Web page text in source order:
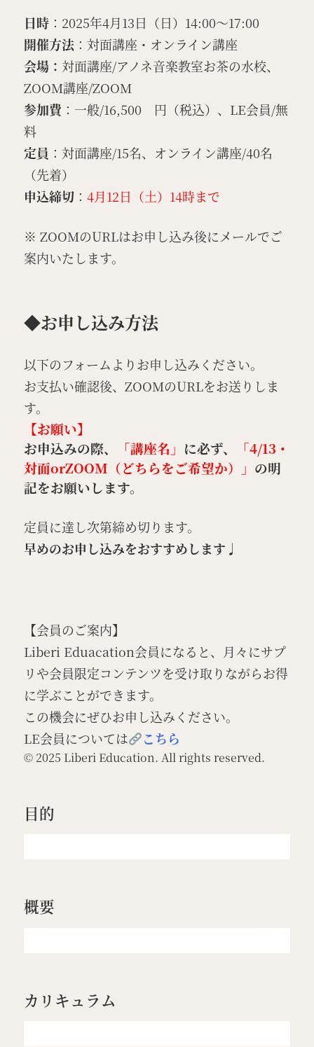
日時：2025年4月13日（日）14:00〜17:00
開催方法：対面講座・オンライン講座
会場： 対面講座/アノネ音楽教室お茶の水校、
ZOOM講座/ZOOM
参加費 ：一般/16,500 円（税込）、LE会員/無
料
定員 ：対面講座/15名、オンライン講座/40名
（先着）
申込締切： 4月12日（土）14時まで
※ ZOOMのURLはお申し込み後にメールでご
案内いたします。
◆お申し込み方法
以下のフォームよりお申し込みください。
お支払い確認後、ZOOMのURLをお送りしま
す。
【お願い】
お申込みの際、
「講座名」 に必ず、
「4/13・
対面orZOOM（どちらをご希望か）」 の明
記をお願いします。
定員に達し次第締め切ります。
早めのお申し込みをおすすめします♩
【会員のご案内】
Liberi Eduacation会員になると、月々にサプ
リや会員限定コンテンツを受け取りながらお得
に学ぶことができます。
この機会にぜひお申し込みください。
LE会員については
こちら
© 2025 Liberi Education. All rights reserved.
目的
概要
カリキュラム